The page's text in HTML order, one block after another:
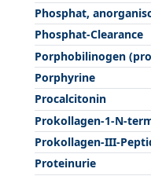
Phosphat,
Phosphat-Clearance
Porphobilinogen
Porphyrine
Procalcitonin
Prokollagen-1-N-
Prokollagen-III-
Proteinurie